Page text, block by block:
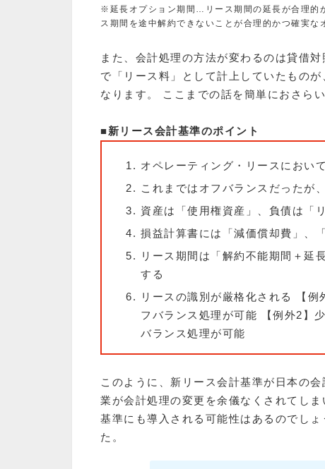
※延長オプション期間…リース期間の延長が合理
ス期間を途中解約できないことが合理的かつ確実な
また、会計処理の方法が変わるのは貸借
で「リース料」として計上していたもの
なります。 ここまでの話を簡単におさら
■新リース会計基準のポイント
オペレーティング・リースにおい
これまではオフバランスだったが
資産は「使用権資産」、負債は「
損益計算書には「減価償却費」、
リース期間は「解約不能期間＋延
する
リースの識別が厳格化される 【
フバランス処理が可能 【例外2】
バランス処理が可能
このように、新リース会計基準が日本の
業が会計処理の変更を余儀なくされてし
基準にも導入される可能性はあるのでし
た。